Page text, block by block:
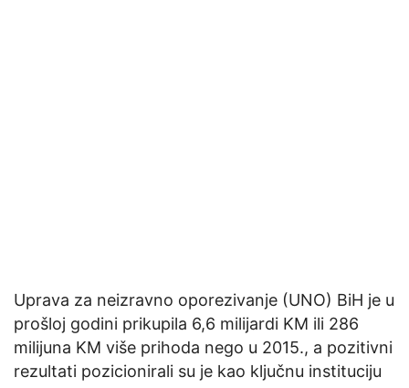
Uprava za neizravno oporezivanje (UNO) BiH je u
prošloj godini prikupila 6,6 milijardi KM ili 286
milijuna KM više prihoda nego u 2015., a pozitivni
rezultati pozicionirali su je kao ključnu instituciju